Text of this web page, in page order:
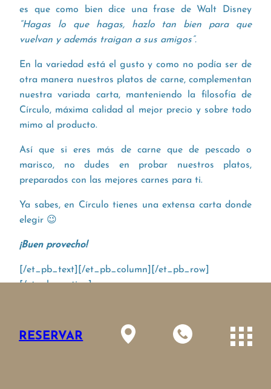
RESERVAR
es que como bien dice una frase de Walt Disney
“Hagas lo que hagas, hazlo tan bien para que
vuelvan y además traigan a sus amigos”.
En la variedad está el gusto y como no podía ser de
otra manera nuestros platos de carne, complementan
nuestra variada carta, manteniendo la filosofía de
Círculo, máxima calidad al mejor precio y sobre todo
mimo al producto.
Así que si eres más de carne que de pescado o
marisco, no dudes en probar nuestros platos,
preparados con las mejores carnes para ti.
Ya sabes, en Círculo tienes una extensa carta donde
elegir 😉
¡Buen provecho!
[/et_pb_text][/et_pb_column][/et_pb_row]
[/et_pb_section]
SIGUIENTE